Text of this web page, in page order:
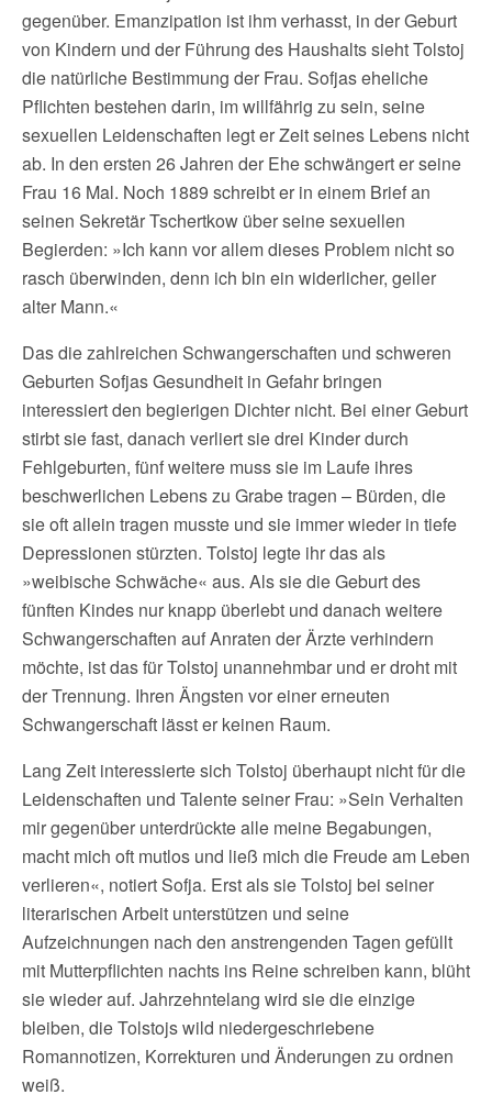
gegenüber. Emanzipation ist ihm verhasst, in der Geburt
von Kindern und der Führung des Haushalts sieht Tolstoj
die natürliche Bestimmung der Frau. Sofjas eheliche
Pflichten bestehen darin, im willfährig zu sein, seine
sexuellen Leidenschaften legt er Zeit seines Lebens nicht
ab. In den ersten 26 Jahren der Ehe schwängert er seine
Frau 16 Mal. Noch 1889 schreibt er in einem Brief an
seinen Sekretär Tschertkow über seine sexuellen
Begierden: »Ich kann vor allem dieses Problem nicht so
rasch überwinden, denn ich bin ein widerlicher, geiler
alter Mann.«
Das die zahlreichen Schwangerschaften und schweren
Geburten Sofjas Gesundheit in Gefahr bringen
interessiert den begierigen Dichter nicht. Bei einer Geburt
stirbt sie fast, danach verliert sie drei Kinder durch
Fehlgeburten, fünf weitere muss sie im Laufe ihres
beschwerlichen Lebens zu Grabe tragen – Bürden, die
sie oft allein tragen musste und sie immer wieder in tiefe
Depressionen stürzten. Tolstoj legte ihr das als
»weibische Schwäche« aus. Als sie die Geburt des
fünften Kindes nur knapp überlebt und danach weitere
Schwangerschaften auf Anraten der Ärzte verhindern
möchte, ist das für Tolstoj unannehmbar und er droht mit
der Trennung. Ihren Ängsten vor einer erneuten
Schwangerschaft lässt er keinen Raum.
Lang Zeit interessierte sich Tolstoj überhaupt nicht für die
Leidenschaften und Talente seiner Frau: »Sein Verhalten
mir gegenüber unterdrückte alle meine Begabungen,
macht mich oft mutlos und ließ mich die Freude am Leben
verlieren«, notiert Sofja. Erst als sie Tolstoj bei seiner
literarischen Arbeit unterstützen und seine
Aufzeichnungen nach den anstrengenden Tagen gefüllt
mit Mutterpflichten nachts ins Reine schreiben kann, blüht
sie wieder auf. Jahrzehntelang wird sie die einzige
bleiben, die Tolstojs wild niedergeschriebene
Romannotizen, Korrekturen und Änderungen zu ordnen
weiß.